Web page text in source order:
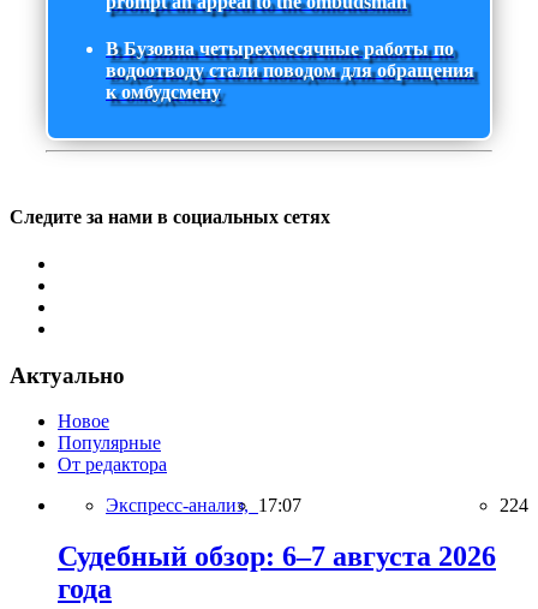
В Бузовна четырехмесячные работы по
водоотводу стали поводом для обращения
к омбудсмену
Следите за нами в социальных сетях
Актуально
Новое
Популярные
От редактора
Экспресс-анализ, 17:07 224
Судебный обзор: 6–7 августа 2026
года